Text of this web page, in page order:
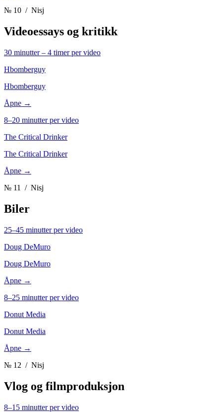
№ 10 / Nisj
Videoessays og kritikk
30 minutter – 4 timer per video
Hbomberguy
Hbomberguy
Åpne →
8–20 minutter per video
The Critical Drinker
The Critical Drinker
Åpne →
№ 11
/ Nisj
Biler
25–45 minutter per video
Doug DeMuro
Doug DeMuro
Åpne →
8–25 minutter per video
Donut Media
Donut Media
Åpne →
№ 12 / Nisj
Vlog og filmproduksjon
8–15 minutter per video